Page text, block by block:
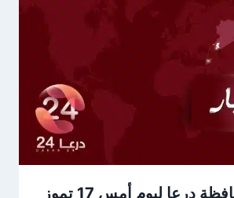
درعا ليوم أمس 17 تموز